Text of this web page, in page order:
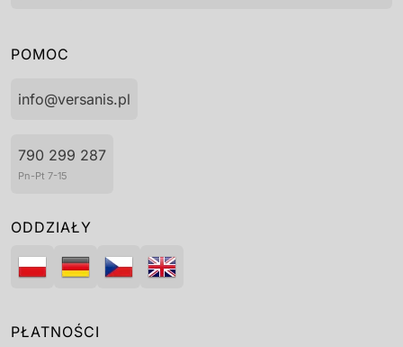
POMOC
info@versanis.pl
790 299 287
Pn-Pt 7-15
ODDZIAŁY
PŁATNOŚCI